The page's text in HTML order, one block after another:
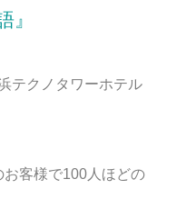
』
テクノタワーホテル
客様で100人ほどの